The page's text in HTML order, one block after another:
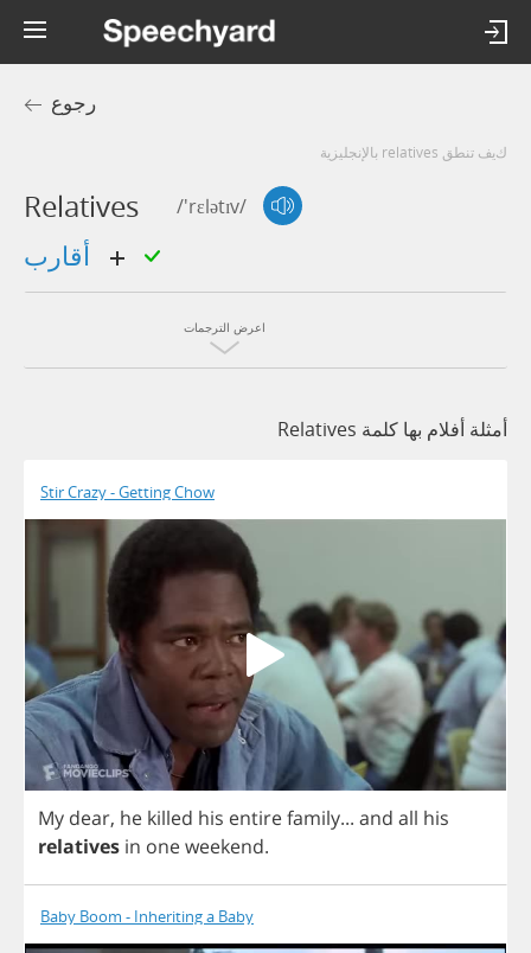
رجوع
كيف تنطق relatives بالإنجليزية
Relatives /'rɛlətɪv/
اعرض الترجمات
أمثلة أفلام بها كلمة Relatives
Stir Crazy - Getting Chow
My dear, he killed his entirefamily... and all his
relatives in oneweekend.
Baby Boom - Inheriting a Baby